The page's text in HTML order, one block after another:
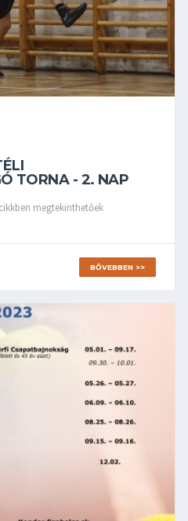
TORNA - 2. NAP
megtekinthetőek
BŐVEBBEN >>